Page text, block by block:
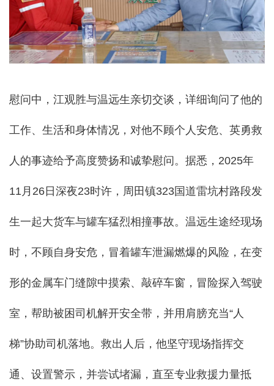
慰问中，江观胜与温远生亲切交谈，详细询问了他的
工作、生活和身体情况，对他不顾个人安危、英勇救
人的事迹给予高度赞扬和诚挚慰问。据悉，2025年
11月26日深夜23时许，周田镇323国道雷坑村路段发
生一起大货车与罐车猛烈相撞事故。温远生途经现场
时，不顾自身安危，冒着罐车泄漏燃爆的风险，在变
形的金属车门缝隙中摸索、敲碎车窗，冒险探入驾驶
室，帮助被困司机解开安全带，并用肩膀充当“人
梯”协助司机落地。救出人后，他坚守现场指挥交
通、设置警示，并尝试堵漏，直至专业救援力量抵